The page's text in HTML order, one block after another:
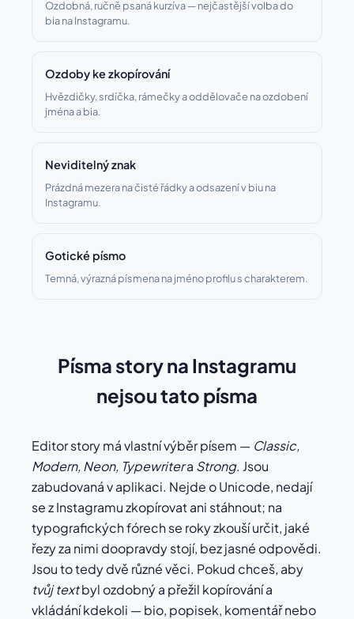
Ozdobná, ručně psaná kurzíva — nejčastější volba do
bia na Instagramu.
Ozdoby ke zkopírování
Hvězdičky, srdíčka, rámečky a oddělovače na ozdobení
jména a bia.
Neviditelný znak
Prázdná mezera na čisté řádky a odsazení v biu na
Instagramu.
Gotické písmo
Temná, výrazná písmena na jméno profilu s charakterem.
Písma story na Instagramu
nejsou tato písma
Editor story má vlastní výběr písem — Classic,
Modern, Neon, Typewritera Strong. Jsou
zabudovaná v aplikaci. Nejde o Unicode, nedají
se z Instagramu zkopírovat ani stáhnout; na
typografických fórech se roky zkouší určit, jaké
řezy za nimi doopravdy stojí, bez jasné odpovědi.
Jsou to tedy dvě různé věci. Pokud chceš, aby
tvůj textbyl ozdobný a přežil kopírování a
vkládání kdekoli — bio, popisek, komentář nebo